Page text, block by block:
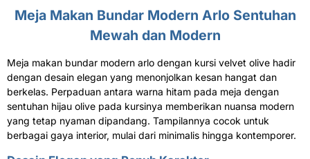
Meja Makan BundarModern Arlo Sentuhan
Mewah dan Modern
Meja makan bundar modern arlo dengan kursi velvet olive hadir
dengan desain elegan yang menonjolkan kesan hangat dan
berkelas. Perpaduan antara warna hitam pada meja dengan
sentuhan hijau olive pada kursinya memberikan nuansa modern
yang tetap nyaman dipandang. Tampilannya cocok untuk
berbagai gaya interior, mulai dari minimalis hingga kontemporer.